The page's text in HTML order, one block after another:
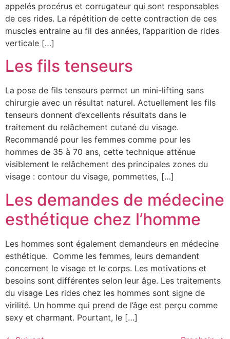
appelés procérus et corrugateur qui sont responsables
de ces rides. La répétition de cette contraction de ces
muscles entraine au fil des années, l’apparition de rides
verticale […]
Les fils tenseurs
La pose de fils tenseurs permet un mini-lifting sans
chirurgie avec un résultat naturel. Actuellement les fils
tenseurs donnent d’excellents résultats dans le
traitement du relâchement cutané du visage.
Recommandé pour les femmes comme pour les
hommes de 35 à 70 ans, cette technique atténue
visiblement le relâchement des principales zones du
visage : contour du visage, pommettes, […]
Les demandes de médecine
esthétique chez l’homme
Les hommes sont également demandeurs en médecine
esthétique. Comme les femmes, leurs demandent
concernent le visage et le corps. Les motivations et
besoins sont différentes selon leur âge. Les traitements
du visage Les rides chez les hommes sont signe de
virilité. Un homme qui prend de l’âge est perçu comme
sexy et charmant. Pourtant, le […]